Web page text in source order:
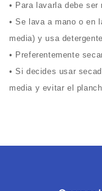
• Para lavarla debe
• Se lava a mano o en
media) y usa
• Preferentemente
• Si decides usar
media y evitar el